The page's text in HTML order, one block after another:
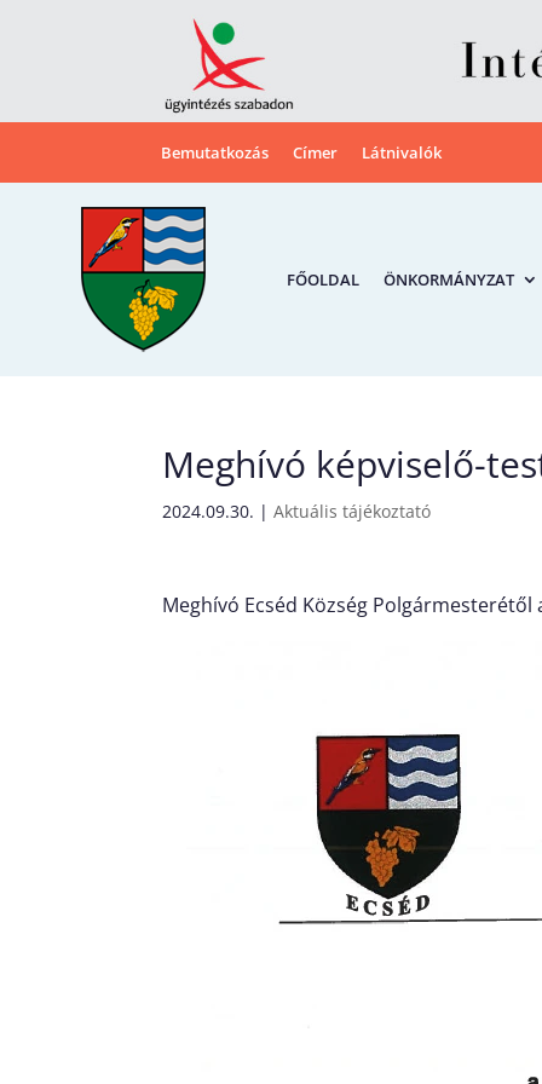
Bemutatkozás Címer Látnivalók
FŐOLDAL ÖNKORMÁNYZAT
Meghívó képviselő-
2024.09.30. |Aktuális tájékoztató
Meghívó Ecséd Község